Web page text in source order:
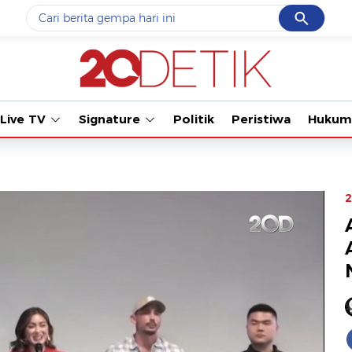
Cancel
Yang sedang ramai dicari
gempa hari ini
#3iran
#5prabowo
Live TV Signature Politik Peristiwa Hukum